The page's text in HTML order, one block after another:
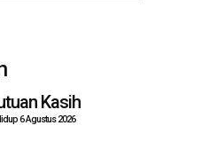
Kasih
6 Agustus 2026